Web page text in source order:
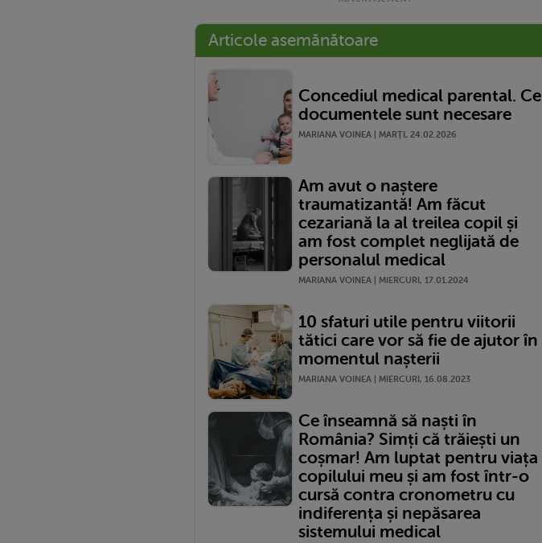
Articole asemănătoare
Concediul medical parental. Ce
documentele sunt necesare
MARIANA VOINEA | MARŢI, 24.02.2026
Am avut o naștere
traumatizantă! Am făcut
cezariană la al treilea copil și
am fost complet neglijată de
personalul medical
MARIANA VOINEA | MIERCURI, 17.01.2024
10 sfaturi utile pentru viitorii
tătici care vor să fie de ajutor în
momentul nașterii
MARIANA VOINEA | MIERCURI, 16.08.2023
Ce înseamnă să naști în
România? Simți că trăiești un
coșmar! Am luptat pentru viața
copilului meu și am fost într-o
cursă contra cronometru cu
indiferența și nepăsarea
sistemului medical